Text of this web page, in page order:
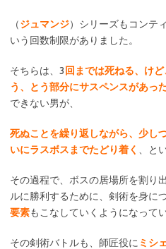
（ジュマンジ）シリーズもコンテ
いう回数制限がありました。
そちらは、3 回までは死ねる、け
う、とう部分にサスペンスがあっ
できない男が、
死ぬことを繰り返しながら、少し
いにラスボスまでたどり着く
、と
その過程で、ボスの居場所を割り
ルに勝利するために、剣術を身に
要素もこなしていくようになってい
その剣術バトルも、師匠役に ミシ